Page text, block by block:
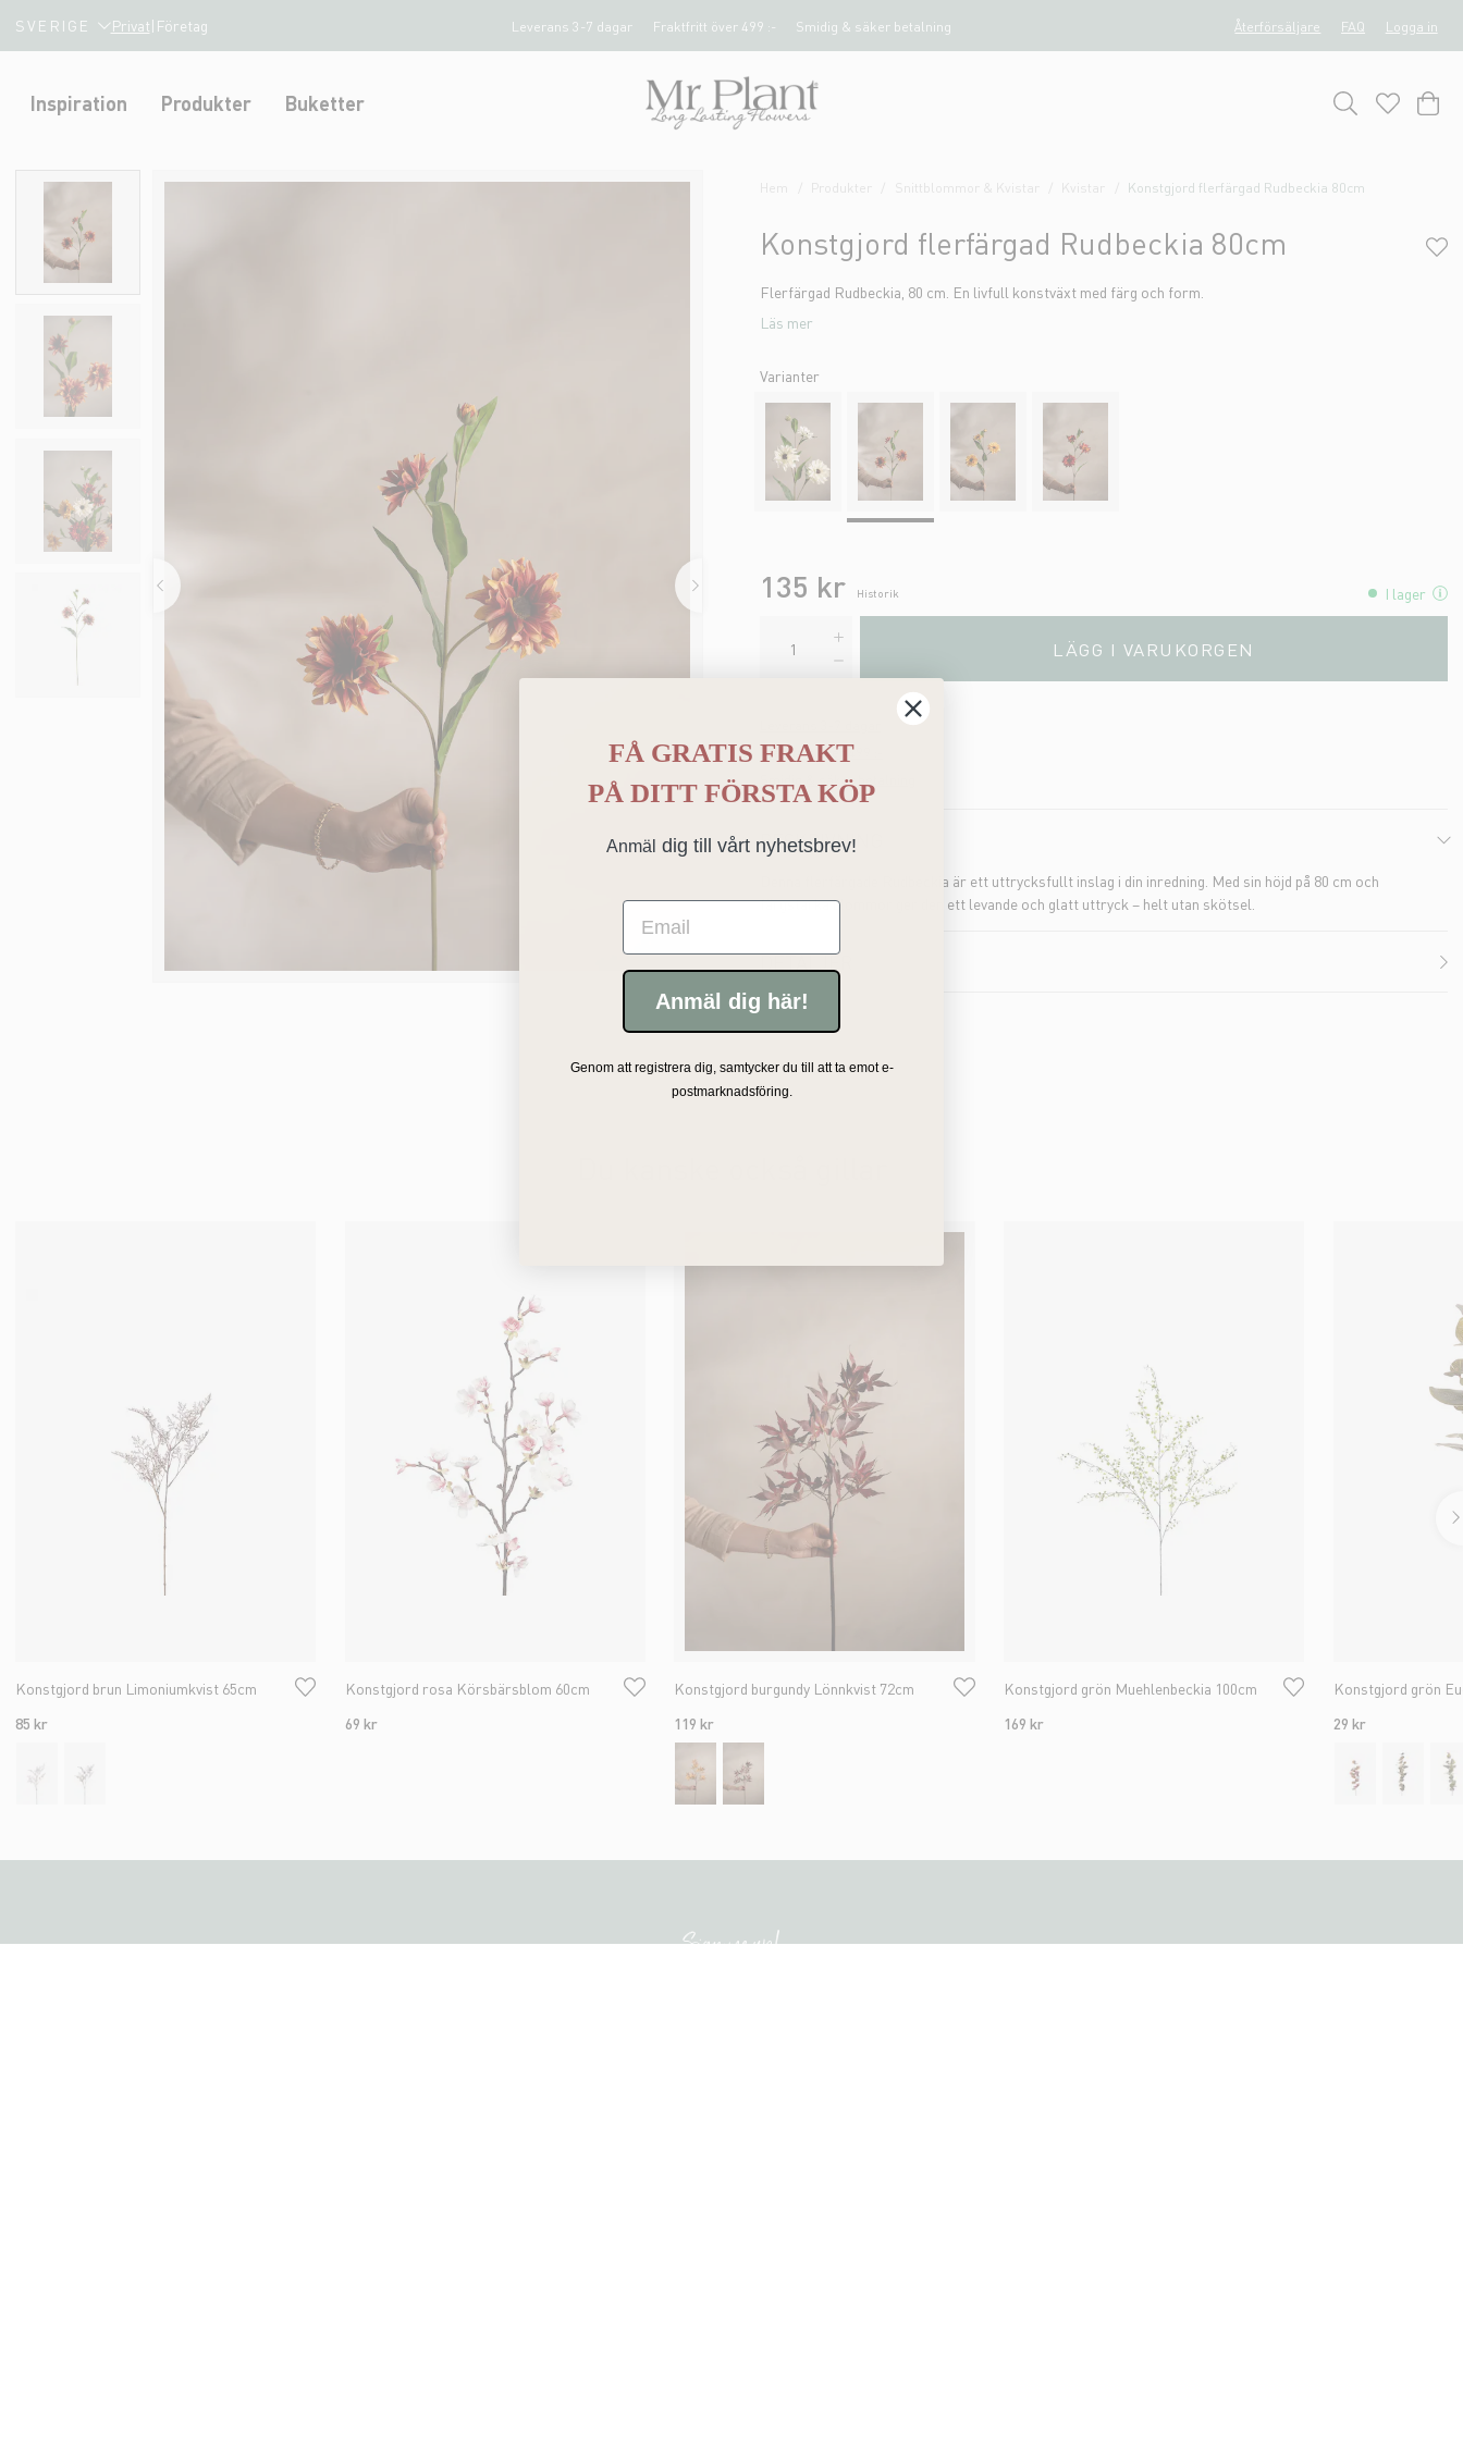
SVERIGE Privat| Företag Leverans 3-7 dagar Fraktfritt över 499 :- Smidig & säker betalning Återförsäljare FAQ Logga in
Inspiration Produkter Buketter
Hem Produkter Snittblommor & Kvistar Kvistar Konstgjord flerfärgad Rudbeckia 80cm
Konstgjord flerfärgad Rudbeckia 80cm
Flerfärgad Rudbeckia, 80 cm. En livfull konstväxt med färg och form.
Läs mer
Varianter
135 kr Historik I lager
LÄGG I VARUKORGEN
Fraktfritt över 499 :-
Smidig & säker betalning
BESKRIVNING
Denna flerfärgade Rudbeckia är ett uttrycksfullt inslag i din inredning. Med sin höjd på 80 cm och
färgstarka blommor ger den ett levande och glatt uttryck – helt utan skötsel.
DETALJER
Konstgjord brun Limoniumkvist 65cm
85 kr
Konstgjord rosa Körsbärsblom 60cm
69 kr
Konstgjord burgundy Lönnkvist 72cm
119 kr
Konstgjord grön Muehlenbeckia 100cm
169 kr
Konstgjord grön
29 kr
Sign me up!
FÅ GRATIS FRAKT
PÅ DITT FÖRSTA KÖP
Anmäl dig till vårt nyhetsbrev!
Email
Anmäl dig här!
Genom att registrera dig, samtycker du till att ta emot e-
postmarknadsföring.